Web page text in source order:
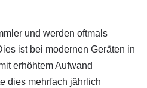
und werden oftmals
ist bei modernen Geräten in
erhöhtem Aufwand
dies mehrfach jährlich